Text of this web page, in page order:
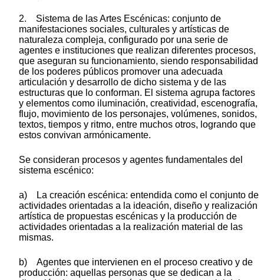
2. Sistema de las Artes Escénicas: conjunto de
manifestaciones sociales, culturales y artísticas de
naturaleza compleja, configurado por una serie de
agentes e instituciones que realizan diferentes procesos,
que aseguran su funcionamiento, siendo responsabilidad
de los poderes públicos promover una adecuada
articulación y desarrollo de dicho sistema y de las
estructuras que lo conforman. El sistema agrupa factores
y elementos como iluminación, creatividad, escenografía,
flujo, movimiento de los personajes, volúmenes, sonidos,
textos, tiempos y ritmo, entre muchos otros, logrando que
estos convivan armónicamente.
Se consideran procesos y agentes fundamentales del
sistema escénico:
a) La creación escénica: entendida como el conjunto de
actividades orientadas a la ideación, diseño y realización
artística de propuestas escénicas y la producción de
actividades orientadas a la realización material de las
mismas.
b) Agentes que intervienen en el proceso creativo y de
producción: aquellas personas que se dedican a la